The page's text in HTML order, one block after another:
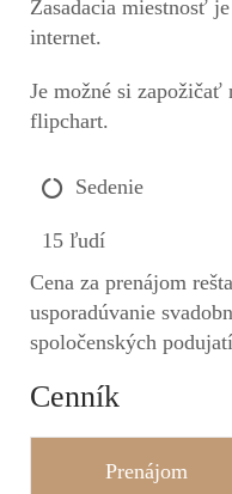
Zasadacia miestnosť
internet.
Je možné si
flipchart.
Sedenie
15 ľudí
Cena za prenájom
usporadúvanie
spoločenských
Cenník
Prenájom